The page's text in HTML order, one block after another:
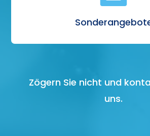
Zögern Sie nicht und
uns.